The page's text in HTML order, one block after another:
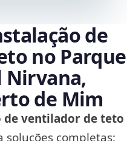
de
no Parque
Nirvana,
de Mim
de ventilador de teto
soluções completas: